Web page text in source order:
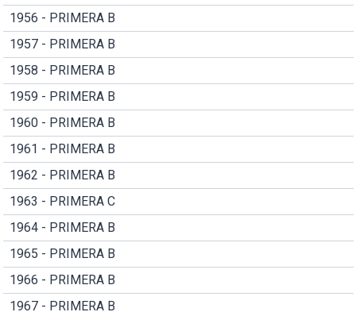
1956 - PRIMERA B
1957 - PRIMERA B
1958 - PRIMERA B
1959 - PRIMERA B
1960 - PRIMERA B
1961 - PRIMERA B
1962 - PRIMERA B
1963 - PRIMERA C
1964 - PRIMERA B
1965 - PRIMERA B
1966 - PRIMERA B
1967 - PRIMERA B